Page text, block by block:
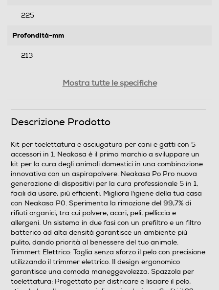
225
Profondità-mm
213
Informazioni sulla sicurezza del prodotto
Clicca qui
Mostra tutte le specifiche
Descrizione Prodotto
Kit per toelettatura e asciugatura per cani e gatti con 5
accessori in 1. Neakasa è il primo marchio a sviluppare un
kit per la cura degli animali domestici in una combinazione
innovativa con un aspirapolvere. Neakasa Po Pro nuova
generazione di dispositivi per la cura professionale 5 in 1,
facili da usare, più efficienti. Migliora l'igiene della tua casa
con Neakasa P0. Sperimenta la rimozione del 99,7% di
rifiuti organici, tra cui polvere, acari, peli, pelliccia e
allergeni. Un sistema in due fasi con un prefiltro e un filtro
batterico ad alta densità garantisce un ambiente più
pulito, dando priorità al benessere del tuo animale.
Trimmert Elettrico: Taglia senza sforzo il pelo con precisione
utilizzando il trimmer elettrico. Il design ergonomico
garantisce una comoda maneggevolezza. Spazzola per
toelettatura: Progettato per districare e lisciare il pelo,